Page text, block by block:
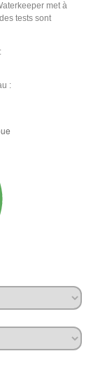
met à
tests sont
: